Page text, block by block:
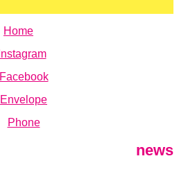
Home
Instagram
Facebook
Envelope
Phone
news